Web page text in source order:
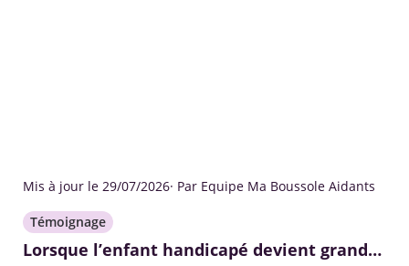
Mis à jour le 29/07/2026· Par Equipe Ma Boussole Aidants
Témoignage
Lorsque l’enfant handicapé devient grand…